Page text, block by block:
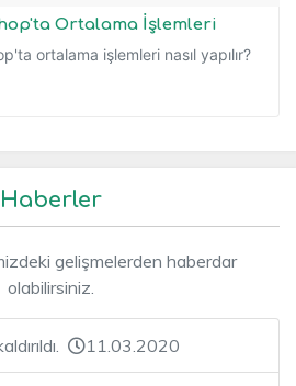
Ortalama İşlemleri
ortalama işlemleri nasıl yapılır?
Haberler
gelişmelerden haberdar
olabilirsiniz.
11.03.2020